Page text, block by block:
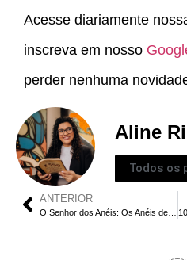
Acesse diariamente
inscreva em nosso
perder nenhuma
Aline
Todos os
ANTERIOR